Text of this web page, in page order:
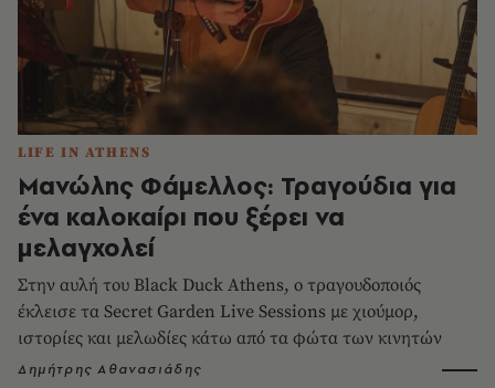
LIFE IN ATHENS
Μανώλης Φάμελλος: Τραγούδια για
ένα καλοκαίρι που ξέρει να
μελαγχολεί
Στην αυλή του Black Duck Athens, ο τραγουδοποιός
έκλεισε τα Secret Garden Live Sessions με χιούμορ,
ιστορίες και μελωδίες κάτω από τα φώτα των κινητών
Δημήτρης Αθανασιάδης